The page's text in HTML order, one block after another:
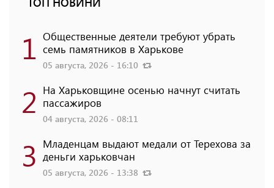
1 Общественные деятели требуют убрать
семь памятников в Харькове
05 августа, 2026 - 16:10
2 На Харьковщине осенью начнут считать
пассажиров
04 августа, 2026 - 08:11
3 Младенцам выдают медали от Терехова за
деньги харьковчан
05 августа, 2026 - 13:38